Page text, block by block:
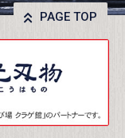
PAGE TOP